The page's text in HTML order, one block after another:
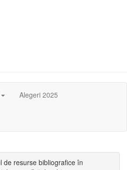
Alegeri 2025
de resurse bibliografice în